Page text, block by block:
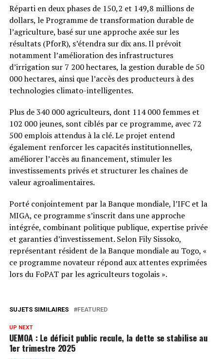
Réparti en deux phases de 150,2 et 149,8 millions de
dollars, le Programme de transformation durable de
l’agriculture, basé sur une approche axée sur les
résultats (PforR), s’étendra sur dix ans. Il prévoit
notamment l’amélioration des infrastructures
d’irrigation sur 7 200 hectares, la gestion durable de 50
000 hectares, ainsi que l’accès des producteurs à des
technologies climato-intelligentes.
Plus de 340 000 agriculteurs, dont 114 000 femmes et
102 000 jeunes, sont ciblés par ce programme, avec 72
500 emplois attendus à la clé. Le projet entend
également renforcer les capacités institutionnelles,
améliorer l’accès au financement, stimuler les
investissements privés et structurer les chaînes de
valeur agroalimentaires.
Porté conjointement par la Banque mondiale, l’IFC et la
MIGA, ce programme s’inscrit dans une approche
intégrée, combinant politique publique, expertise privée
et garanties d’investissement. Selon Fily Sissoko,
représentant résident de la Banque mondiale au Togo, «
ce programme novateur répond aux attentes exprimées
lors du FoPAT par les agriculteurs togolais ».
SUJETS SIMILAIRES FEATURED
UP NEXT
UEMOA : Le déficit public recule, la dette se stabilise au
1er trimestre 2025